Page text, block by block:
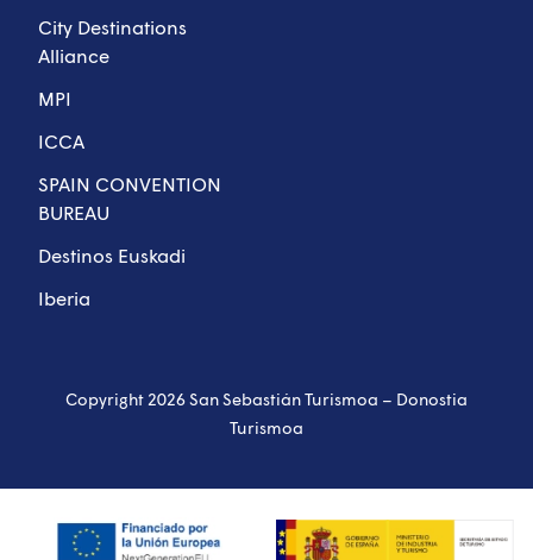
City Destinations
Alliance
MPI
ICCA
SPAIN CONVENTION
BUREAU
Destinos Euskadi
Iberia
Copyright 2026 San Sebastián Turismoa – Donostia
Turismoa